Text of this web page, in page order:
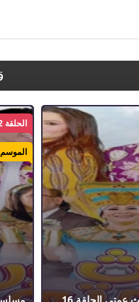
الحلقة 2
الموسم 1